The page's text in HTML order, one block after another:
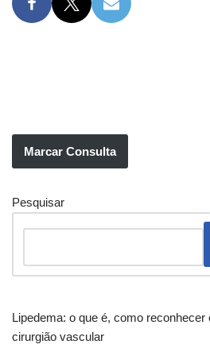
Marcar Consulta
Pesquisar
Lipedema: o que é, como reconhecer
cirurgião vascular